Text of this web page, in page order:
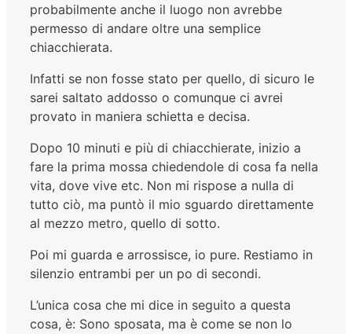
probabilmente anche il luogo non avrebbe
permesso di andare oltre una semplice
chiacchierata.
Infatti se non fosse stato per quello, di sicuro le
sarei saltato addosso o comunque ci avrei
provato in maniera schietta e decisa.
Dopo 10 minuti e più di chiacchierate, inizio a
fare la prima mossa chiedendole di cosa fa nella
vita, dove vive etc. Non mi rispose a nulla di
tutto ciò, ma puntò il mio sguardo direttamente
al mezzo metro, quello di sotto.
Poi mi guarda e arrossisce, io pure. Restiamo in
silenzio entrambi per un po di secondi.
L’unica cosa che mi dice in seguito a questa
cosa, è: Sono sposata, ma è come se non lo